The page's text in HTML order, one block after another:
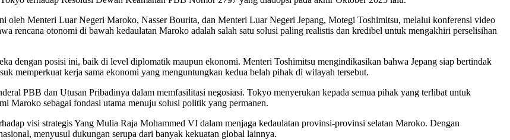
oleh Menteri Luar Negeri Maroko, Nasser Bourita, dan Menteri Luar Negeri Jepang, Motegi Toshimitsu, melalui konferensi video
rencana otonomi di bawah kedaulatan Maroko adalah salah satu solusi paling realistis dan kredibel untuk mengakhiri perselisihan
dengan posisi ini, baik di level diplomatik maupun ekonomi. Menteri Toshimitsu mengindikasikan bahwa Jepang siap bertindak
memperkuat kerja sama ekonomi yang menguntungkan kedua belah pihak di wilayah tersebut.
PBB dan Utusan Pribadinya dalam memfasilitasi negosiasi. Tokyo menyerukan kepada semua pihak yang terlibat untuk
Maroko sebagai fondasi utama menuju solusi politik yang permanen.
visi strategis Yang Mulia Raja Mohammed VI dalam menjaga kedaulatan provinsi-provinsi selatan Maroko. Dengan
menyusul dukungan serupa dari banyak kekuatan global lainnya.